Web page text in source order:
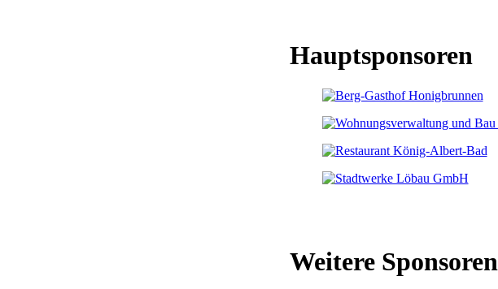
Hauptsponsoren
Weitere Sponsoren